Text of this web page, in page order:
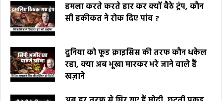
हमला करते करते हार कर क्यों बैठे ट्रंप, कौन
सी हकीकत ने रोक दिए पांव ?
दुनिया को फूड क्राइसिस की तरफ कौन धकेल
रहा, क्या अब भूखा मारकर भरे जाने वाले हैं
खज़ाने